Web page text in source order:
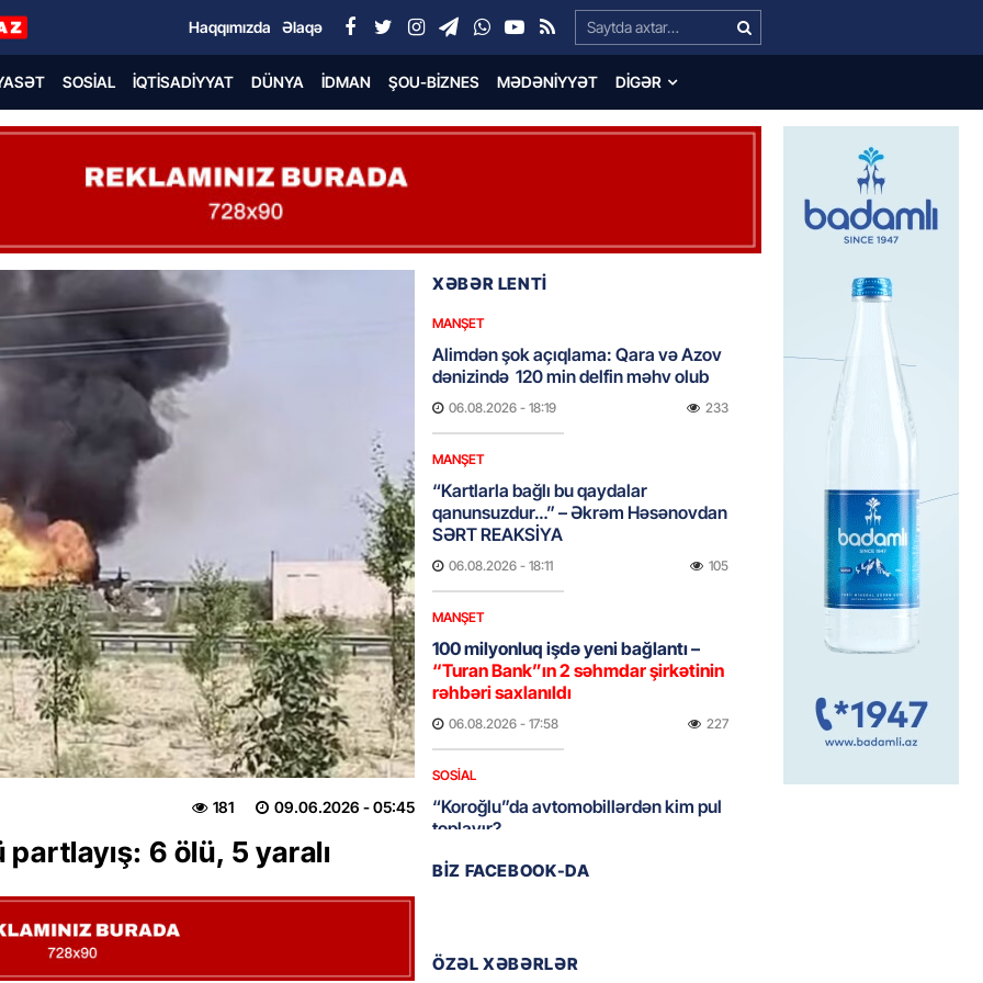
Search…
Haqqımızda Əlaqə
SOSIAL İQTISADIYYAT DÜNYA İDMAN ŞOU-BIZNES MƏDƏNIYYƏT DIGƏR
09.06.2026 - 05:45
181
6 ölü, 5 yaralı
XƏBƏR LENTİ
MANŞET
Alimdən şok açıqlama: Qara və Azov
dənizində 120 min delfin məhv olub
06.08.2026 - 18:19 233
MANŞET
“Kartlarla bağlı bu qaydalar
qanunsuzdur…” – Əkrəm Həsənovdan
SƏRT REAKSİYA
06.08.2026 - 18:11 105
MANŞET
100 milyonluq işdə yeni bağlantı –
“Turan Bank”ın 2 səhmdar şirkətinin
rəhbəri saxlanıldı
06.08.2026 - 17:58 227
SOSIAL
“Koroğlu”da avtomobillərdən kim pul
toplayır?
dəyişib? – REPORTAJ
BIZ FACEBOOK-DA
ÖZƏL XƏBƏRLƏR